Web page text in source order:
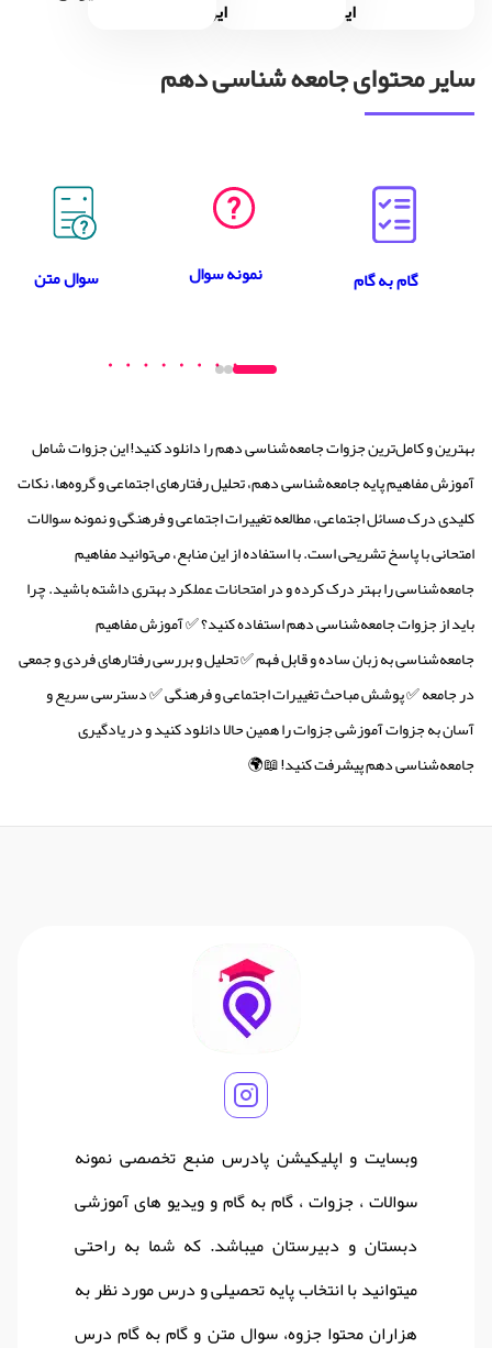
ایرانی(1)
ایرانی(2)
سایر محتوای جامعه شناسی دهم
گام به گام نمونه سوال سوال متن
بهترین و کامل‌ترین جزوات جامعه‌شناسی دهم را دانلود کنید! این جزوات شامل
آموزش مفاهیم پایه جامعه‌شناسی دهم، تحلیل رفتارهای اجتماعی و گروه‌ها، نکات
کلیدی درک مسائل اجتماعی، مطالعه تغییرات اجتماعی و فرهنگی و نمونه سوالات
امتحانی با پاسخ تشریحی است. با استفاده از این منابع، می‌توانید مفاهیم
جامعه‌شناسی را بهتر درک کرده و در امتحانات عملکرد بهتری داشته باشید. چرا
باید از جزوات جامعه‌شناسی دهم استفاده کنید؟ ✅ آموزش مفاهیم
جامعه‌شناسی به زبان ساده و قابل فهم ✅ تحلیل و بررسی رفتارهای فردی و جمعی
در جامعه ✅ پوشش مباحث تغییرات اجتماعی و فرهنگی ✅ دسترسی سریع و
آسان به جزوات آموزشی جزوات را همین حالا دانلود کنید و در یادگیری
جامعه‌شناسی دهم پیشرفت کنید! 📖🌍
وبسایت و اپلیکیشن پادرس منبع تخصصی نمونه
سوالات ، جزوات ، گام به گام و ویدیو های آموزشی
دبستان و دبیرستان میباشد. که شما به راحتی
میتوانید با انتخاب پایه تحصیلی و درس مورد نظر به
هزاران محتوا جزوه، سوال متن و گام به گام درس